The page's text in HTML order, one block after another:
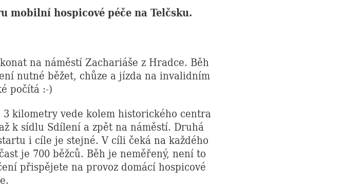
mobilní hospicové péče na Telčsku.
na náměstí Zachariáše z Hradce. Běh
nutné běžet, chůze a jízda na invalidním
počítá :-)
kilometry vede kolem historického centra
k sídlu Sdílení a zpět na náměstí. Druhá
i cíle je stejné. V cíli čeká na každého
je 700 běžců. Běh je neměřený, není to
přispějete na provoz domácí hospicové